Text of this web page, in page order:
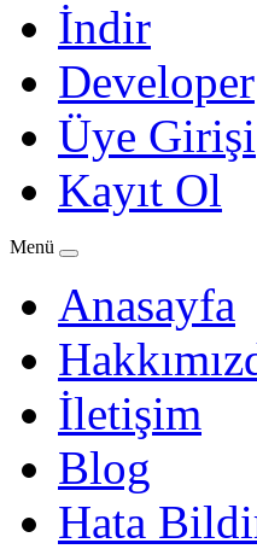
İndir
Developer
Üye Girişi
Kayıt Ol
Menü
Anasayfa
İletişim
Blog
Hata